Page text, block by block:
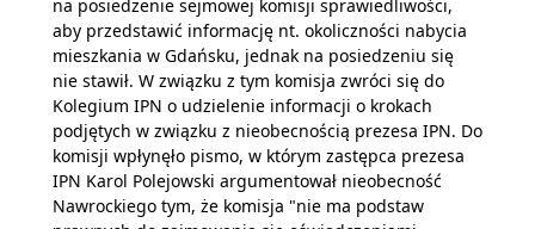
na posiedzenie sejmowej komisji sprawiedliwości,
aby przedstawić informację nt. okoliczności nabycia
mieszkania w Gdańsku, jednak na posiedzeniu się
nie stawił. W związku z tym komisja zwróci się do
Kolegium IPN o udzielenie informacji o krokach
podjętych w związku z nieobecnością prezesa IPN. Do
komisji wpłynęło pismo, w którym zastępca prezesa
IPN Karol Polejowski argumentował nieobecność
Nawrockiego tym, że komisja "nie ma podstaw